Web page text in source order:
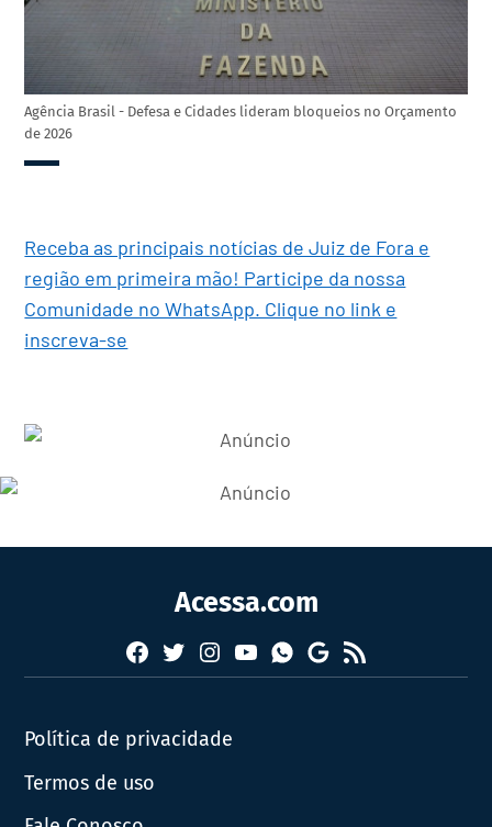
Agência Brasil - Defesa e Cidades lideram bloqueios no Orçamento
de 2026
Receba as principais notícias de Juiz de Fora e
região em primeira mão! Participe da nossa
Comunidade no WhatsApp. Clique no link e
inscreva-se
Acessa.com
Facebook
TwitterInstagram
YouTubeWhatsapp
Google
News
RSS
Política de privacidade
Termos de uso